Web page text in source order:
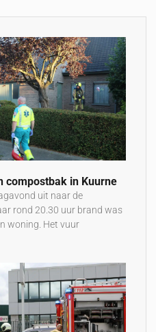
compostbak in Kuurne
uit naar de
rond 20.30 uur brand was
woning. Het vuur